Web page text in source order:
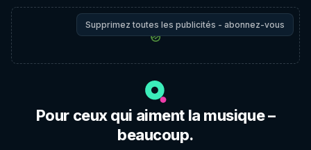
Supprimez toutes les publicités - abonnez-vous
Pour ceux qui aiment la musique –
beaucoup.